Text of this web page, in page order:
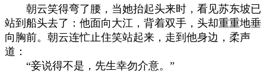
朝云笑得弯了腰，当她抬起头来时，看见苏东坡已
站到船头去了：他面向大江，背着双手，头却重重地垂
向胸前。朝云连忙止住笑站起来，走到他身边，柔声
道：
“妾说得不是，先生幸勿介意。”